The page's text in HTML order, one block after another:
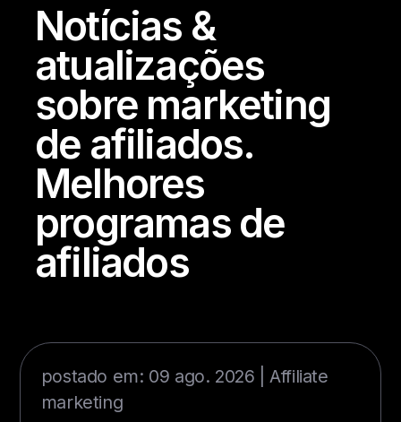
Notícias &
atualizações
sobre marketing
de afiliados.
Melhores
programas de
afiliados
postado em: 09 ago. 2026 | Affiliate
marketing